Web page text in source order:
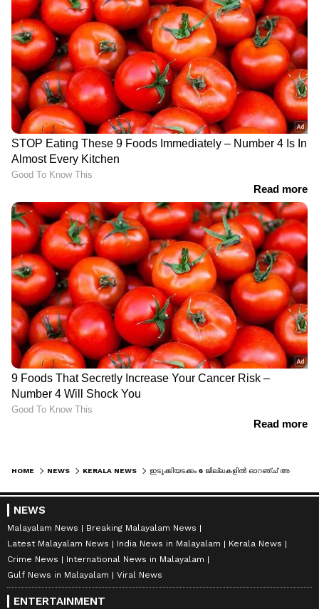
HOME NEWS KERALA NEWS
NEWS
Malayalam News
Breaking Malayalam News
Latest Malayalam News
India News in Malayalam
Kerala News
Crime News
International News in Malayalam
Gulf News in Malayalam
Viral News
ENTERTAINMENT